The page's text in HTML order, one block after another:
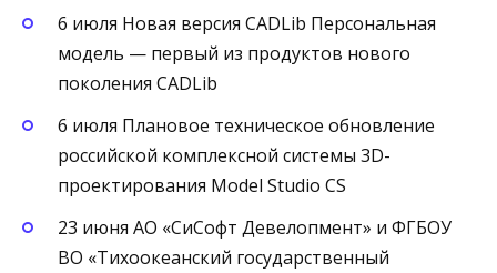
6 июля Новая версия СADLib Персональная
модель — первый из продуктов нового
поколения CADLib
6 июля Плановое техническое обновление
российской комплексной системы 3D-
проектирования Model Studio CS
23 июня АО «СиСофт Девелопмент» и ФГБОУ
ВО «Тихоокеанский государственный